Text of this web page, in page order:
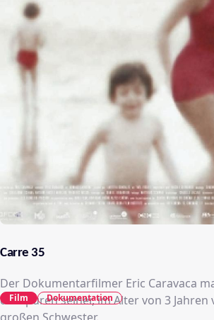
Carre 35
Der Dokumentarfilmer Eric Caravaca
die Spuren seiner, im Alter von 3
Film Dokumentation